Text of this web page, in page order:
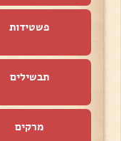
פשטידות
תבשילים
מרקים